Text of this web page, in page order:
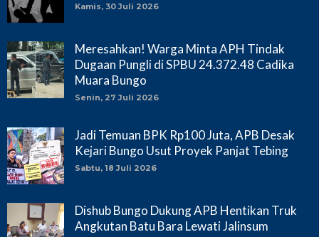
Kamis, 30 Juli 2026
Meresahkan! Warga Minta APH Tindak
Dugaan Pungli di SPBU 24.372.48 Cadika
Muara Bungo
Senin, 27 Juli 2026
Jadi Temuan BPK Rp100 Juta, APB Desak
Kejari Bungo Usut Proyek Panjat Tebing
Sabtu, 18 Juli 2026
Dishub Bungo Dukung APB Hentikan Truk
Angkutan Batu Bara Lewati Jalinsum